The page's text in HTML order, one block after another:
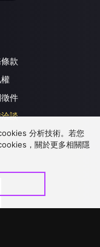
款
件
談
分析技術。若您
，關於更多相關隱